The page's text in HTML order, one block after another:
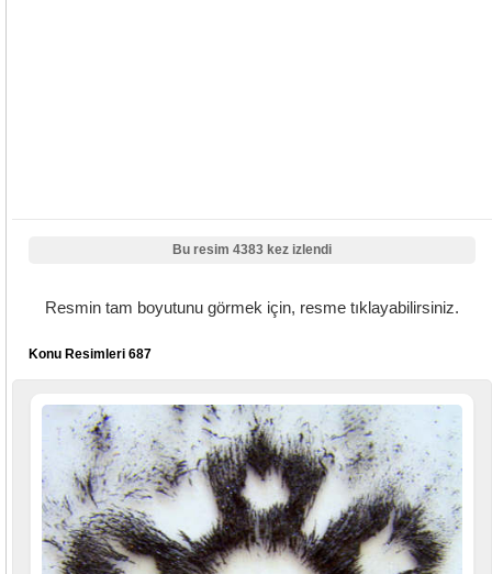
Bu resim 4383 kez izlendi
Resmin tam boyutunu görmek için, resme tıklayabilirsiniz.
Konu Resimleri 687